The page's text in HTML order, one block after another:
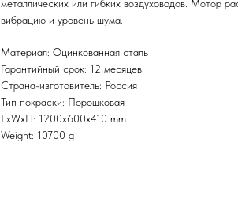
металлических или гибких воздуховодов. Мотор
вибрацию и уровень шума.
Материал: Оцинкованная сталь
Гарантийный срок: 12 месяцев
Страна-изготовитель: Россия
Тип покраски: Порошковая
LxWxH: 1200x600x410 mm
Weight: 10700 g